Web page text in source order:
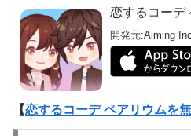
恋するコーデ
開発元:Aiming
【恋するコーデ ペアリウムを